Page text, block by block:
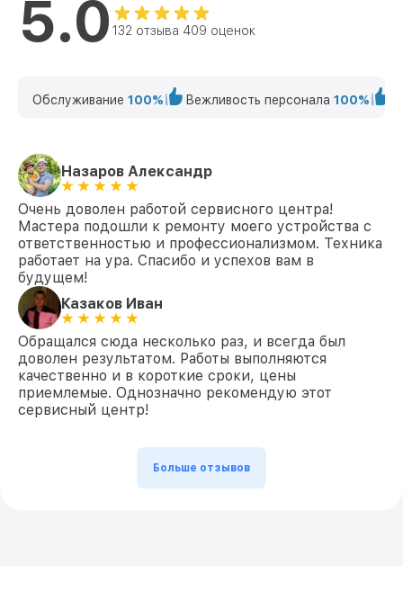
вашего дома или офиса. Мы предложим удобные
способы оплаты и проконсультируем по всем
или приходите в сервисный центр по адресу ул.
Вокзальная магистраль, 16. Обеспечим
5.0 132 отзыва 409 оценок
Обслуживание 100% Вежливость персонала 100%
Назаров Александр
Очень доволен работой сервисного центра!
Мастера подошли к ремонту моего устройства с
ответственностью и профессионализмом. Техника
работает на ура. Спасибо и успехов вам в
будущем!
Казаков Иван
Обращался сюда несколько раз, и всегда был
доволен результатом. Работы выполняются
качественно и в короткие сроки, цены
приемлемые. Однозначно рекомендую этот
сервисный центр!
Больше отзывов